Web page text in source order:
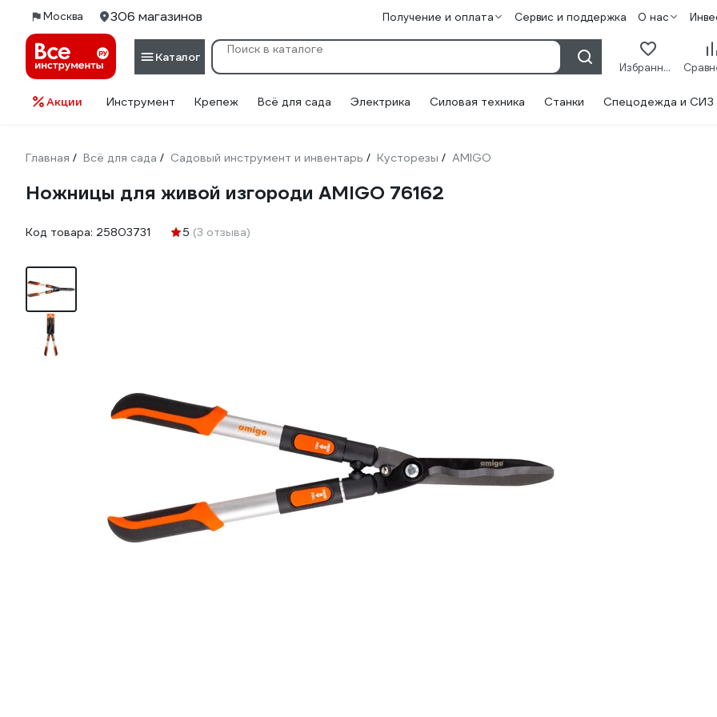
Москва 306 магазинов Получение и оплата Сервис и поддержка О нас
Каталог
Избранное
Акции Инструмент Крепеж Всё для сада Электрика Силовая техника Станки Спецодежда и СИЗ
Главная / Всё для сада / Садовый инструмент и инвентарь / Кусторезы / AMIGO
Ножницы для живой изгороди AMIGO 76162
Код товара: 25803731 5 (3 отзыва)